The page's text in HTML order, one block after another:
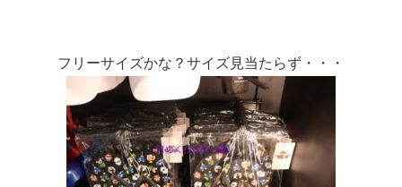
フリーサイズかな？サイズ見当たらず・・・